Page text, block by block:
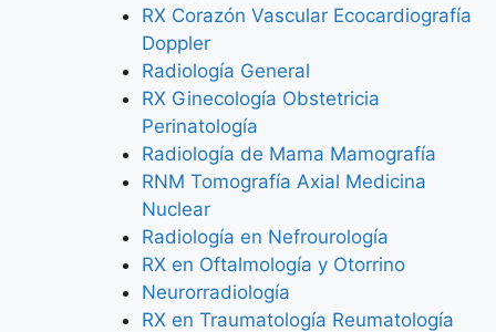
RX Corazón Vascular Ecocardiografía
Doppler
Radiología General
RX Ginecología Obstetricia
Perinatología
Radiología de Mama Mamografía
RNM Tomografía Axial Medicina
Nuclear
Radiología en Nefrourología
RX en Oftalmología y Otorrino
Neurorradiología
RX en Traumatología Reumatología